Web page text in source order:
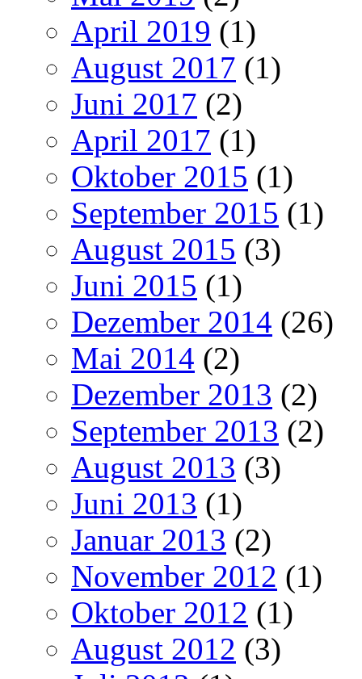
April 2019 (1)
August 2017 (1)
Juni 2017 (2)
April 2017 (1)
Oktober 2015 (1)
September 2015 (1)
August 2015 (3)
Juni 2015 (1)
Dezember 2014 (26)
Mai 2014 (2)
Dezember 2013 (2)
September 2013 (2)
August 2013 (3)
Juni 2013 (1)
Januar 2013 (2)
November 2012 (1)
Oktober 2012 (1)
August 2012 (3)